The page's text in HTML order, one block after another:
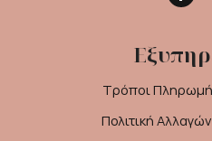
Τρόποι
Πολιτική